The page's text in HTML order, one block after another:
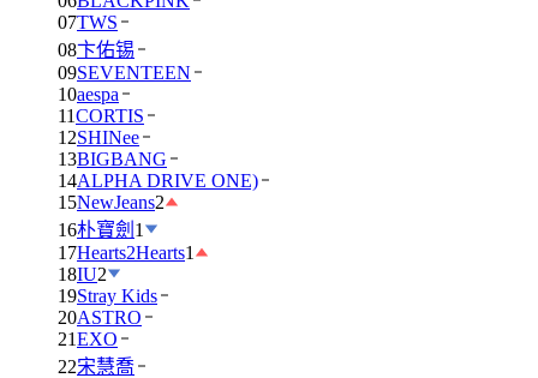
07TWS
08卞佑锡
09SEVENTEEN
10aespa
11CORTIS
12SHINee
13BIGBANG
14ALPHA DRIVE ONE)
15NewJeans2
16朴寶劍 1
17Hearts2Hearts1
18IU2
19Stray Kids
20ASTRO
21EXO
22宋慧喬